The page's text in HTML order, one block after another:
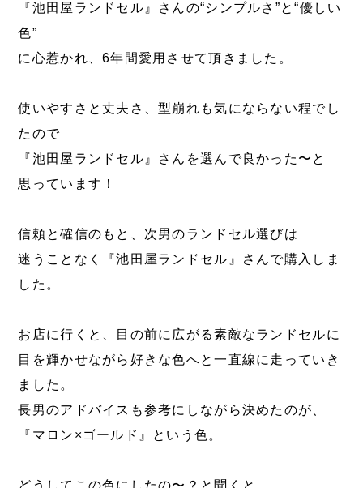
『池田屋ランドセル』さんの“シンプルさ”と“優しい
色”
に心惹かれ、6年間愛用させて頂きました。
使いやすさと丈夫さ、型崩れも気にならない程でし
たので
『池田屋ランドセル』さんを選んで良かった〜と
思っています！
信頼と確信のもと、次男のランドセル選びは
迷うことなく『池田屋ランドセル』さんで購入しま
した。
お店に行くと、目の前に広がる素敵なランドセルに
目を輝かせながら好きな色へと一直線に走っていき
ました。
長男のアドバイスも参考にしながら決めたのが、
『マロン×ゴールド』という色。